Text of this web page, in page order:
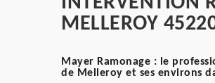
MELLEROY
Mayer Ramonage : le
de Melleroy et ses environs